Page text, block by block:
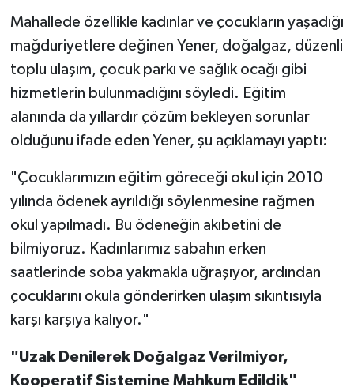
Mahallede özellikle kadınlar ve çocukların yaşadığı
mağduriyetlere değinen Yener, doğalgaz, düzenli
toplu ulaşım, çocuk parkı ve sağlık ocağı gibi
hizmetlerin bulunmadığını söyledi. Eğitim
alanında da yıllardır çözüm bekleyen sorunlar
olduğunu ifade eden Yener, şu açıklamayı yaptı:
"Çocuklarımızın eğitim göreceği okul için 2010
yılında ödenek ayrıldığı söylenmesine rağmen
okul yapılmadı. Bu ödeneğin akıbetini de
bilmiyoruz. Kadınlarımız sabahın erken
saatlerinde soba yakmakla uğraşıyor, ardından
çocuklarını okula gönderirken ulaşım sıkıntısıyla
karşı karşıya kalıyor."
"Uzak Denilerek Doğalgaz Verilmiyor,
Kooperatif Sistemine Mahkum Edildik"